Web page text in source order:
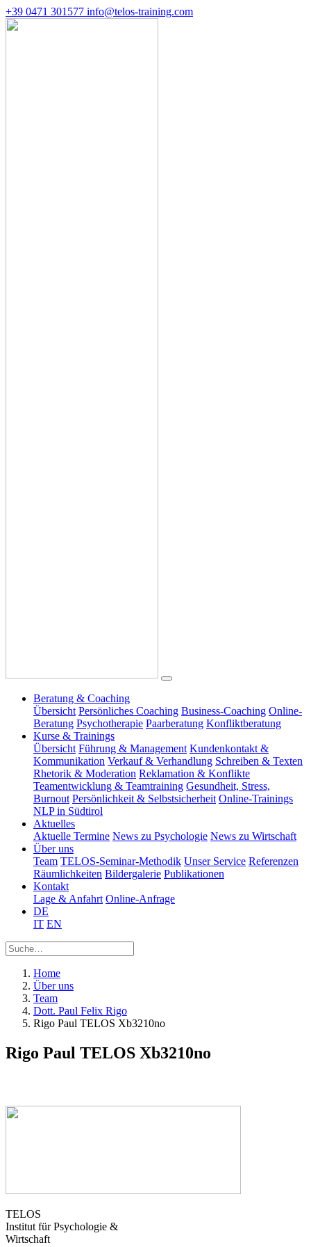
+39 0471 301577 info@telos-training.com
Beratung & Coaching
Übersicht Persönliches Coaching Business-Coaching Online-
Beratung Psychotherapie Paarberatung Konfliktberatung
Kurse & Trainings
Übersicht Führung & Management Kundenkontakt &
Kommunikation Verkauf & Verhandlung Schreiben & Texten
Rhetorik & Moderation Reklamation & Konflikte
Teamentwicklung & Teamtraining Gesundheit, Stress,
Burnout Persönlichkeit & Selbstsicherheit Online-Trainings
NLP in Südtirol
Aktuelles
Aktuelle Termine News zu Psychologie News zu Wirtschaft
Über uns
Team TELOS-Seminar-Methodik Unser Service Referenzen
Räumlichkeiten Bildergalerie Publikationen
Kontakt
Lage & Anfahrt Online-Anfrage
DE
IT EN
Home
Über uns
Team
Dott. Paul Felix Rigo
Rigo Paul TELOS Xb3210no
Rigo Paul TELOS Xb3210no
TELOS
Institut für Psychologie &
Wirtschaft